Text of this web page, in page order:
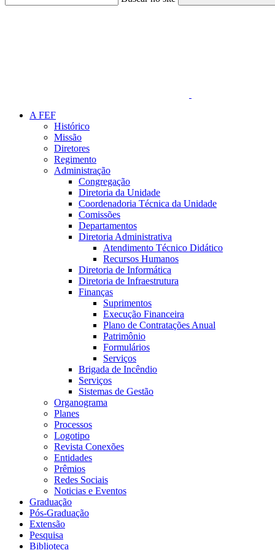
A FEF
Histórico
Missão
Diretores
Regimento
Administração
Congregação
Diretoria da Unidade
Coordenadoria Técnica da Unidade
Comissões
Departamentos
Diretoria Administrativa
Atendimento Técnico Didático
Recursos Humanos
Diretoria de Informática
Diretoria de Infraestrutura
Finanças
Suprimentos
Execução Financeira
Plano de Contratações Anual
Patrimônio
Formulários
Serviços
Brigada de Incêndio
Serviços
Sistemas de Gestão
Organograma
Planes
Processos
Logotipo
Revista Conexões
Entidades
Prêmios
Redes Sociais
Noticias e Eventos
Graduação
Pós-Graduação
Extensão
Pesquisa
Biblioteca